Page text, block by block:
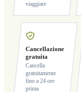
viaggiare
Cancellazione
gratuita
Cancella
gratuitamente
fino a 24 ore
prima